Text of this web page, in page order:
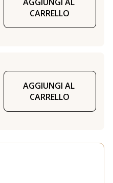
CARRELLO
AGGIUNGI AL
CARRELLO